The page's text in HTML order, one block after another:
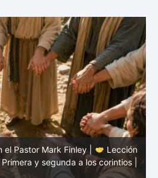
Pastor Mark Finley |
Lección
|
Primera y segunda a los